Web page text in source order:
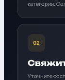
категории.
02
Уточните